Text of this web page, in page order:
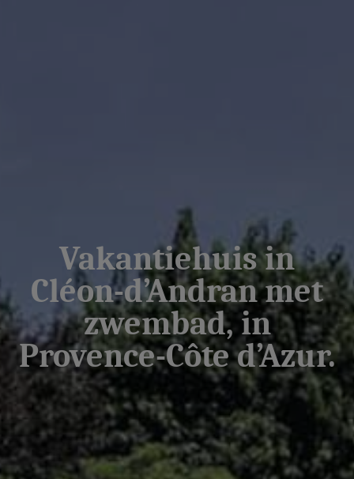
Vakantiehuis in
Cléon-d’Andran met
zwembad, in
Provence-Côte d’Azur.